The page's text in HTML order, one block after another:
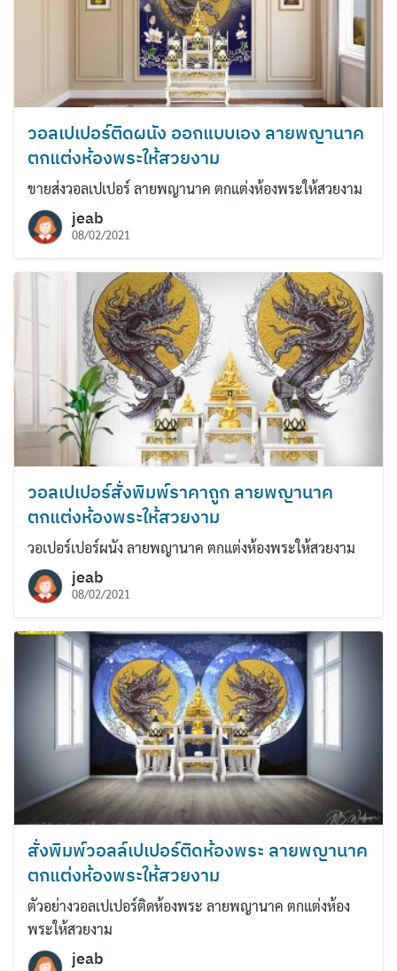
วอลเปเปอร์ติดผนัง ออกแบบเอง ลายพญานาค
ตกแต่งห้องพระให้สวยงาม
ขายส่งวอลเปเปอร์ ลายพญานาค ตกแต่งห้องพระให้สวยงาม
jeab
08/02/2021
วอลเปเปอร์สั่งพิมพ์ราคาถูก ลายพญานาค
ตกแต่งห้องพระให้สวยงาม
วอเปอร์เปอร์ผนัง ลายพญานาค ตกแต่งห้องพระให้สวยงาม
jeab
08/02/2021
สั่งพิมพ์วอลล์เปเปอร์ติดห้องพระ ลายพญานาค
ตกแต่งห้องพระให้สวยงาม
ตัวอย่างวอลเปเปอร์ติดห้องพระ ลายพญานาค ตกแต่งห้อง
พระให้สวยงาม
jeab